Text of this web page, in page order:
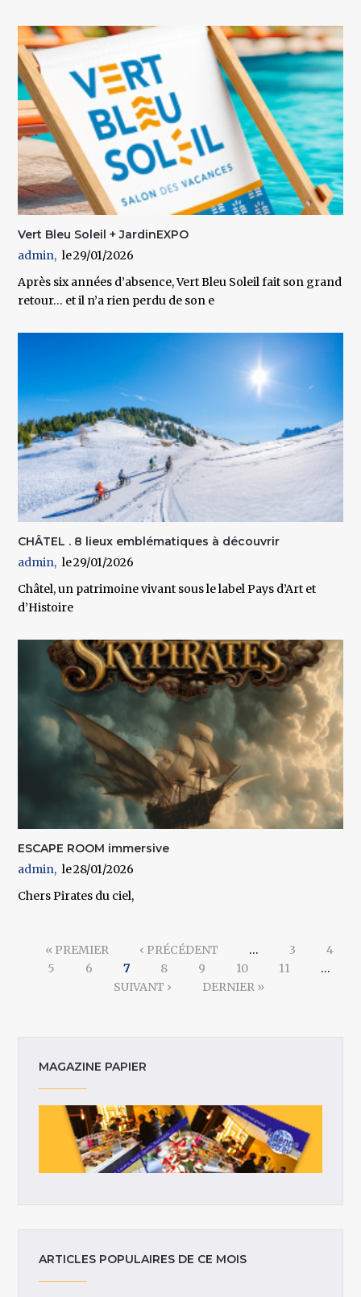
Vert Bleu Soleil + JardinEXPO
admin
29/01/2026
Après six années d’absence, Vert Bleu Soleil fait son grand
retour… et il n’a rien perdu de son e
CHÂTEL . 8 lieux emblématiques à découvrir
admin
29/01/2026
Châtel, un patrimoine vivant sous le label Pays d’Art et
d’Histoire
ESCAPE ROOM immersive
admin
28/01/2026
Chers Pirates du ciel,
« PREMIER ‹ PRÉCÉDENT … 3
4
5
6 7 8 9 10 11
…
SUIVANT ›
DERNIER »
MAGAZINE PAPIER
ARTICLES POPULAIRES DE CE MOIS